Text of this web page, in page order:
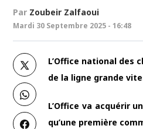
Par Zoubeir Zalfaoui
Mardi 30 Septembre 2025 - 16:48
L’Office national des
de la ligne grande
L’Office va acquérir
qu’une première